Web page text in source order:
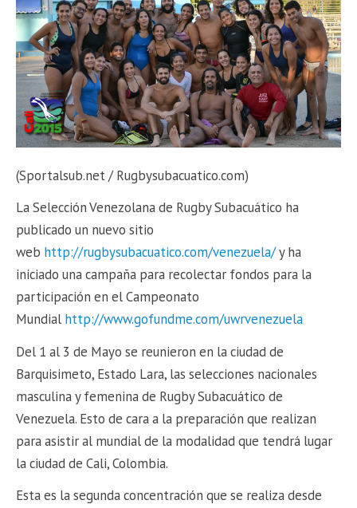
(Sportalsub.net / Rugbysubacuatico.com)
La Selección Venezolana de Rugby Subacuático ha
publicado un nuevo sitio
web http://rugbysubacuatico.com/venezuela/y ha
iniciado una campaña para recolectar fondos para la
participación en el Campeonato
Mundial http://www.gofundme.com/uwrvenezuela
Del 1 al 3 de Mayo se reunieron en la ciudad de
Barquisimeto, Estado Lara, las selecciones nacionales
masculina y femenina de Rugby Subacuático de
Venezuela. Esto de cara a la preparación que realizan
para asistir al mundial de la modalidad que tendrá lugar
la ciudad de Cali, Colombia.
Esta es la segunda concentración que se realiza desde